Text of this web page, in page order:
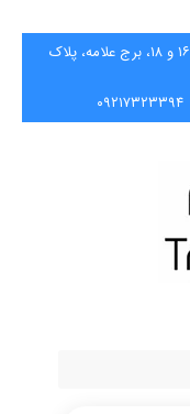
📍 تهران، سعادت‌آباد، خیابان علامه شمالی، بین ۱۶ و ۱۸، برج علامه، پلاک
۰۹۲۱۷۳۲۳۳۹۴